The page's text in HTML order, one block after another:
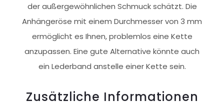
der außergewöhnlichen Schmuck schätzt. Die
Anhängeröse mit einem Durchmesser von 3 mm
ermöglicht es Ihnen, problemlos eine Kette
anzupassen. Eine gute Alternative könnte auch
ein Lederband anstelle einer Kette sein.
Zusätzliche Informationen